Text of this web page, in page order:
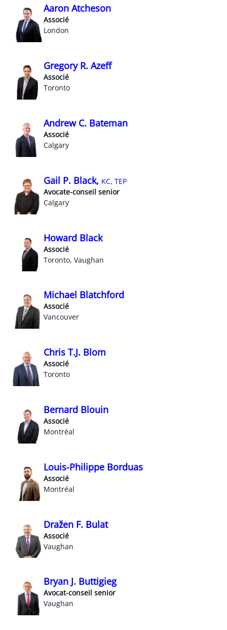
Aaron Atcheson
Associé
London
Gregory R. Azeff
Associé
Toronto
Andrew C. Bateman
Associé
Calgary
Gail P. Black, KC, TEP
Avocate-conseil senior
Calgary
Howard Black
Associé
Toronto, Vaughan
Michael Blatchford
Associé
Vancouver
Chris T.J. Blom
Associé
Toronto
Bernard Blouin
Associé
Montréal
Louis-Philippe Borduas
Associé
Montréal
Dražen F. Bulat
Associé
Vaughan
Bryan J. Buttigieg
Avocat-conseil senior
Vaughan